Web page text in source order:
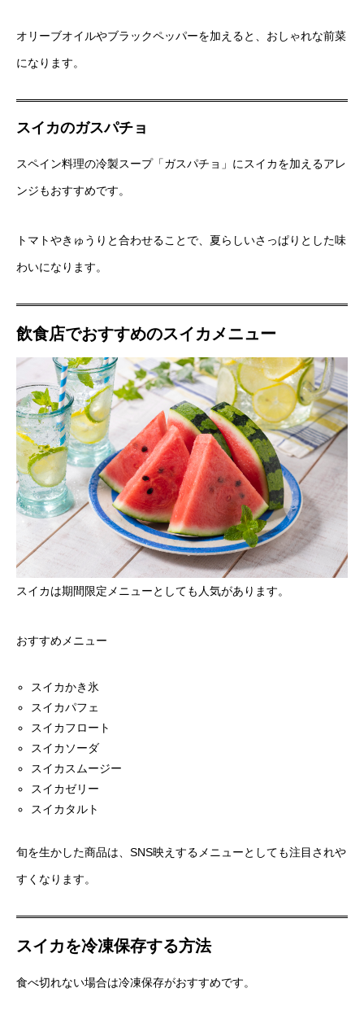
オリーブオイルやブラックペッパーを加えると、おしゃれな前菜
になります。
スイカのガスパチョ
スペイン料理の冷製スープ「ガスパチョ」にスイカを加えるアレ
ンジもおすすめです。
トマトやきゅうりと合わせることで、夏らしいさっぱりとした味
わいになります。
飲食店でおすすめのスイカメニュー
スイカは期間限定メニューとしても人気があります。
おすすめメニュー
スイカかき氷
スイカパフェ
スイカフロート
スイカソーダ
スイカスムージー
スイカゼリー
スイカタルト
旬を生かした商品は、SNS映えするメニューとしても注目されや
すくなります。
スイカを冷凍保存する方法
食べ切れない場合は冷凍保存がおすすめです。